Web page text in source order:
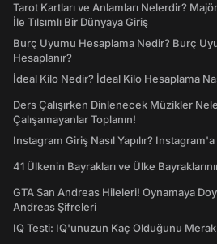
Tarot Kartları ve Anlamları Nelerdir?
İle Tılsımlı Bir Dünyaya Giriş
Burç Uyumu Hesaplama Nedir? Burç
Hesaplanır?
İdeal Kilo Nedir? İdeal Kilo Hesaplama
Ders Çalışırken Dinlenecek Müzikler
Çalışamayanlar Toplanın!
Instagram Giriş Nasıl Yapılır?
41 Ülkenin Bayrakları ve Ülke
GTA San Andreas Hileleri! Oynamaya
Andreas Şifreleri
IQ Testi: IQ'unuzun Kaç Olduğunu